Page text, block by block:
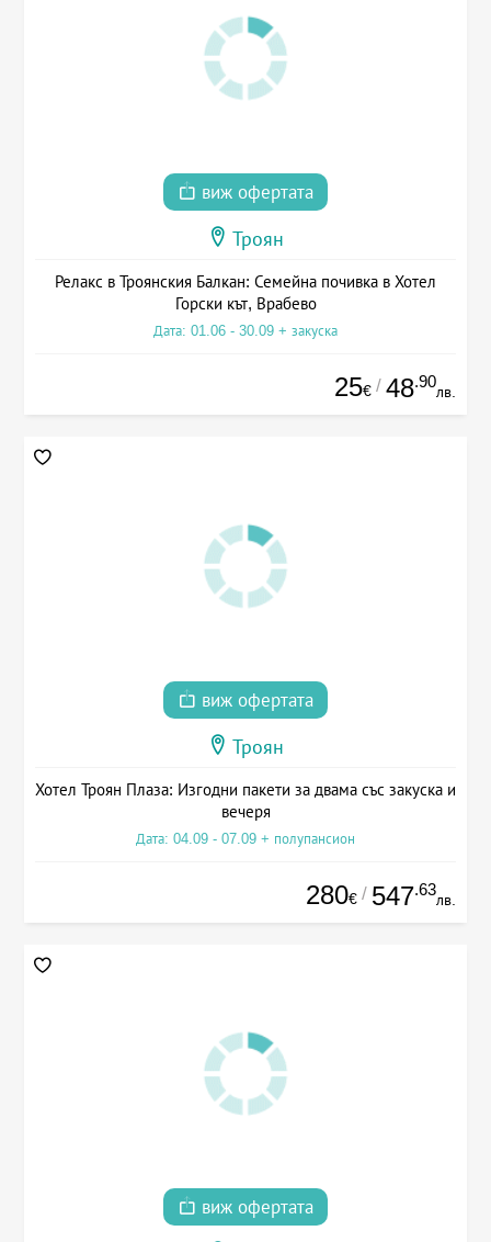
виж офертата
Троян
Релакс в Троянския Балкан: Семейна почивка в Хотел
Горски кът, Врабево
Дата: 01.06 - 30.09 + закуска
25€ / 48.90
лв.
виж офертата
Троян
Хотел Троян Плаза: Изгодни пакети за двама със закуска и
вечеря
Дата: 04.09 - 07.09 + полупансион
280€ / 547.63
лв.
виж офертата